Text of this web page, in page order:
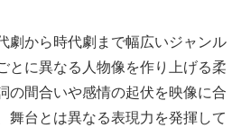
劇から時代劇まで幅広いジャンル
とに異なる人物像を作り上げる柔
の間合いや感情の起伏を映像に合
舞台とは異なる表現力を発揮して